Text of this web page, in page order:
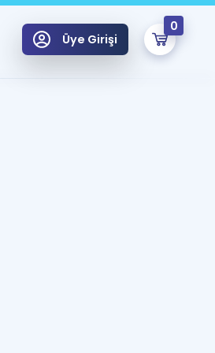
Üye Girişi
0
onlarca eğitim seni bekliyor!